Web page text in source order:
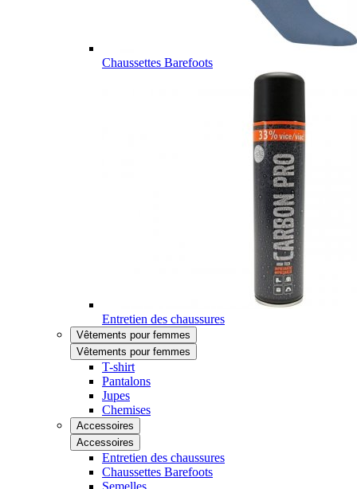
Chaussettes Barefoots
Entretien des chaussures
Vêtements pour femmes
Vêtements pour femmes
T-shirt
Pantalons
Jupes
Chemises
Accessoires
Accessoires
Entretien des chaussures
Chaussettes Barefoots
Semelles